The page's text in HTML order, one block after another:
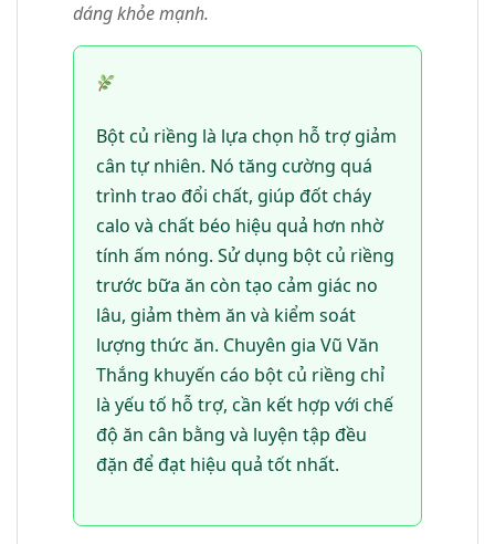
dáng khỏe mạnh.
Bột củ riềng là lựa chọn hỗ trợ giảm
cân tự nhiên. Nó tăng cường quá
trình trao đổi chất, giúp đốt cháy
calo và chất béo hiệu quả hơn nhờ
tính ấm nóng. Sử dụng bột củ riềng
trước bữa ăn còn tạo cảm giác no
lâu, giảm thèm ăn và kiểm soát
lượng thức ăn. Chuyên gia Vũ Văn
Thắng khuyến cáo bột củ riềng chỉ
là yếu tố hỗ trợ, cần kết hợp với chế
độ ăn cân bằng và luyện tập đều
đặn để đạt hiệu quả tốt nhất.